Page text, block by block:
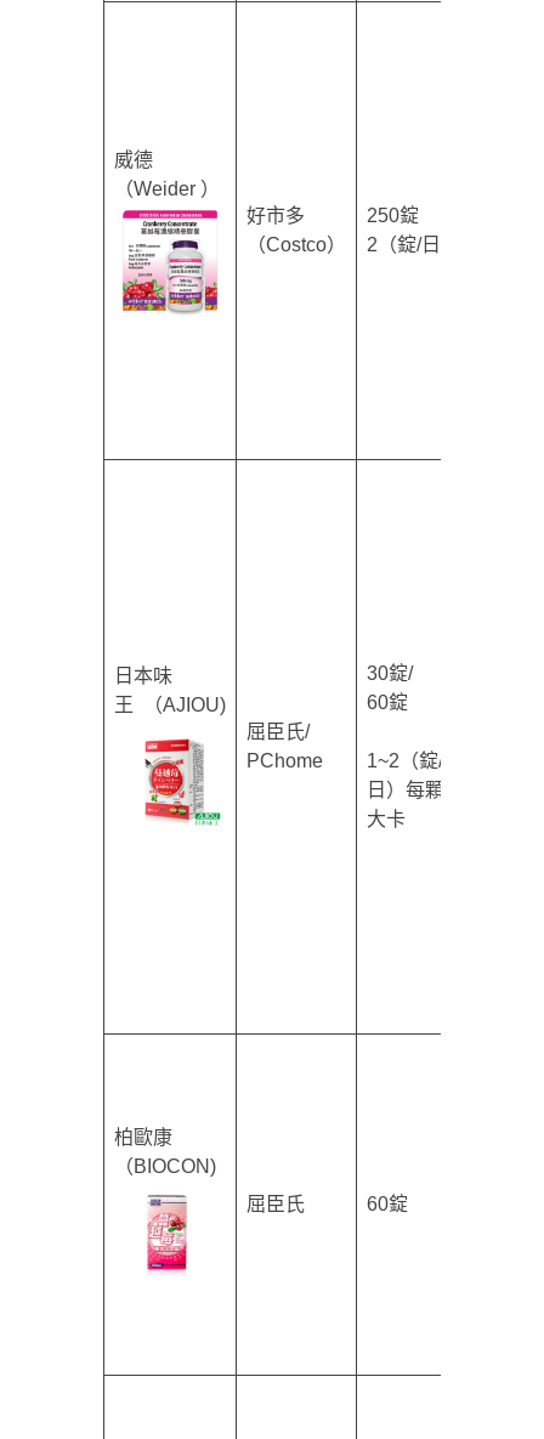
威德
（Weider ）
好市多
（Costco）
250錠
2（錠/日）
日本味
王 （AJIOU)
屈臣氏/
PChome
30錠/
60錠
1~2（錠/
日）每顆4
大卡
柏歐康
（BIOCON)
屈臣氏
60錠